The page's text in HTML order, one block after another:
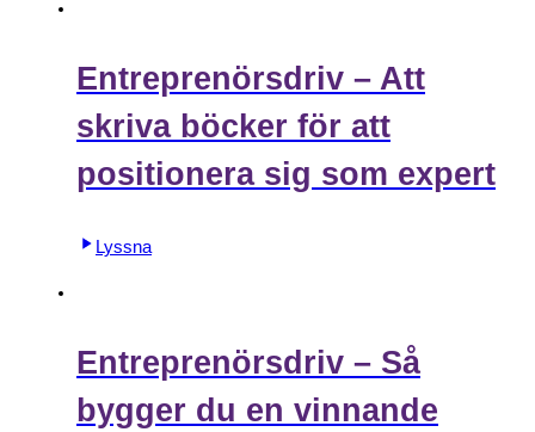
Entreprenörsdriv – Att
skriva böcker för att
positionera sig som expert
Lyssna
Entreprenörsdriv – Så
bygger du en vinnande